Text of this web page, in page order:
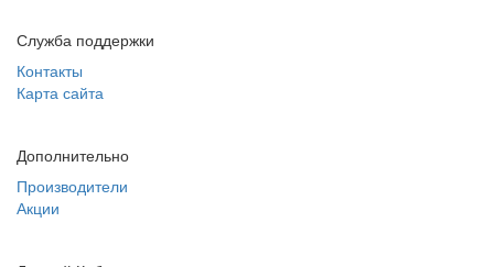
Служба поддержки
Контакты
Карта сайта
Дополнительно
Производители
Акции